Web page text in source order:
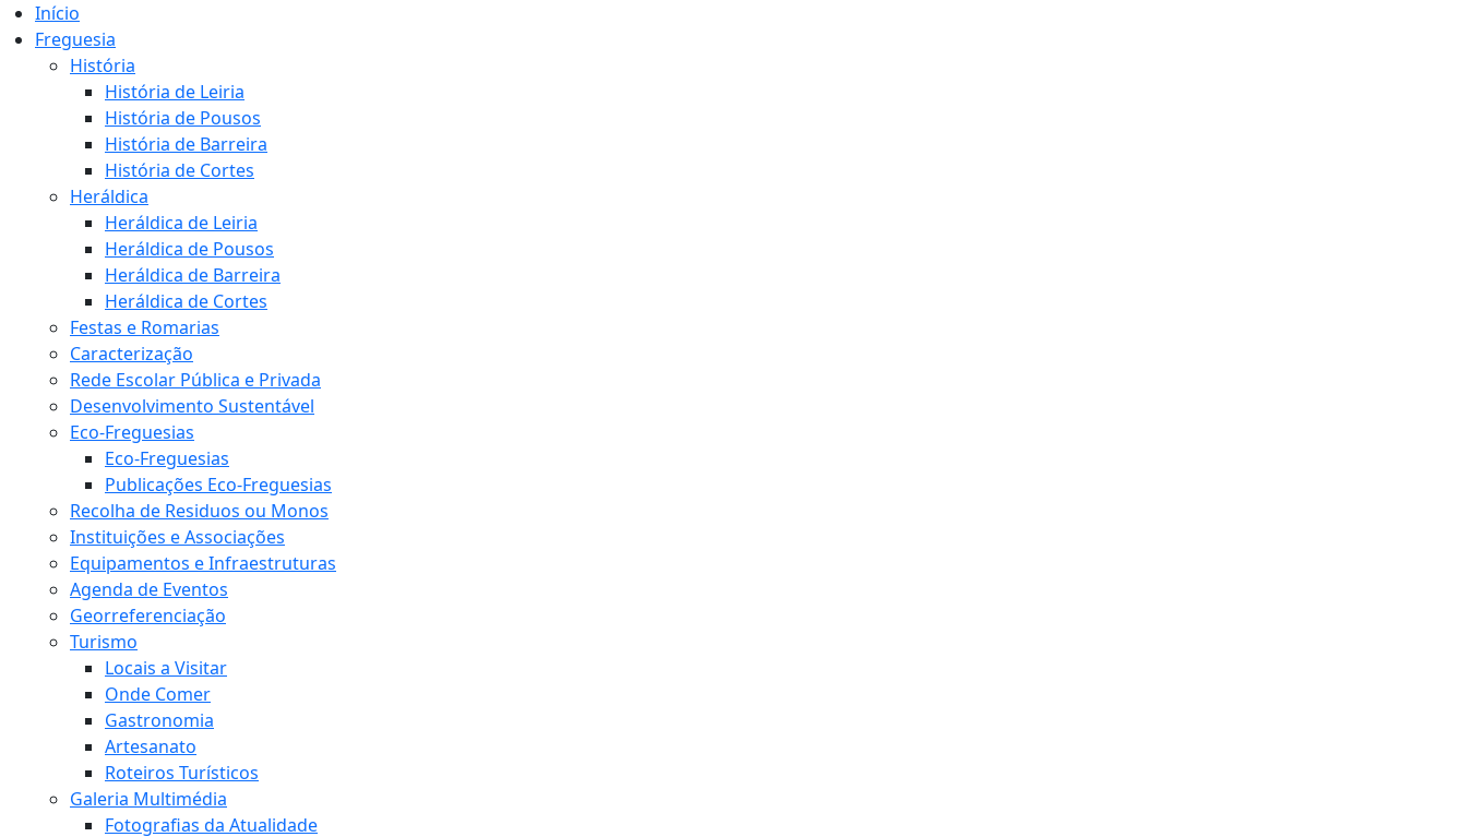
Início
Freguesia
História
História de Leiria
História de Pousos
História de Barreira
História de Cortes
Heráldica
Heráldica de Leiria
Heráldica de Pousos
Heráldica de Barreira
Heráldica de Cortes
Festas e Romarias
Caracterização
Rede Escolar Pública e Privada
Desenvolvimento Sustentável
Eco-Freguesias
Eco-Freguesias
Publicações Eco-Freguesias
Recolha de Residuos ou Monos
Instituições e Associações
Equipamentos e Infraestruturas
Agenda de Eventos
Georreferenciação
Turismo
Locais a Visitar
Onde Comer
Gastronomia
Artesanato
Roteiros Turísticos
Galeria Multimédia
Fotografias da Atualidade